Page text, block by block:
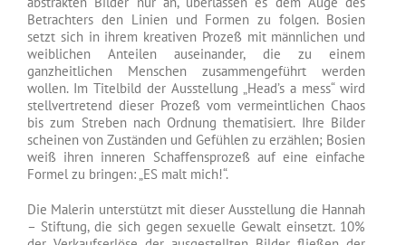
Betrachters den Linien und Formen zu folgen. Bosien
setzt sich in ihrem kreativen Prozeß mit männlichen und
weiblichen Anteilen auseinander, die zu einem
ganzheitlichen Menschen zusammengeführt werden
wollen. Im Titelbild der Ausstellung „Head’s a mess“ wird
stellvertretend dieser Prozeß vom vermeintlichen Chaos
bis zum Streben nach Ordnung thematisiert. Ihre Bilder
scheinen von Zuständen und Gefühlen zu erzählen; Bosien
weiß ihren inneren Schaffensprozeß auf eine einfache
Formel zu bringen: „ES malt mich!“.
Die Malerin unterstützt mit dieser Ausstellung die Hannah
– Stiftung, die sich gegen sexuelle Gewalt einsetzt. 10%